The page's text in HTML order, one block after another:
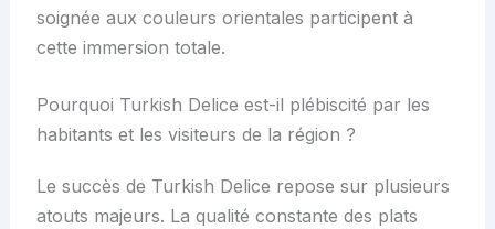
soignée aux couleurs orientales participent à
cette immersion totale.
Pourquoi Turkish Delice est-il plébiscité par les
habitants et les visiteurs de la région ?
Le succès de Turkish Delice repose sur plusieurs
atouts majeurs. La qualité constante des plats